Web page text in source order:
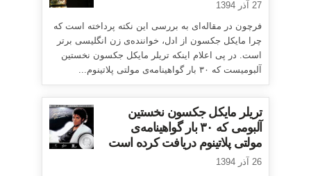
27 آذر 1394
فرچون در مقاله‌ای به بررسی این نکته پرداخته است که
چرا مایکل جکسون از ادل، خواننده‌ی زن انگلیسی برتر
است. در پی اعلام اینکه تریلر مایکل جکسون نخستین
آلبومیست که ۳۰ بار گواهینامه‌ی مولتی پلاتینوم...
تریلر مایکل جکسون نخستین
آلبومی که ۳۰ بار گواهینامه‌ی
مولتی پلاتینوم دریافت کرده است
26 آذر 1394